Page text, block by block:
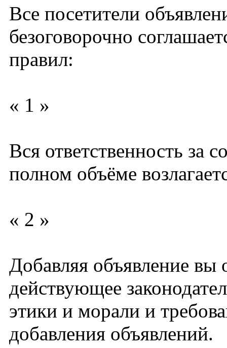
Все посетители
безоговорочно
правил:
« 1 »
Вся ответственность за
полном объёме
« 2 »
Добавляя объявление вы
действующее
этики и морали и
добавления объявлений.